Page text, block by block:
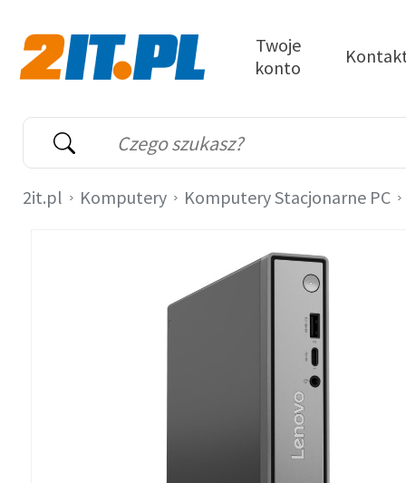
Wyszukiwarka
Słowo kluczowe
Twoje
konto
2it.pl Komputery Komputery Stacjonarne PC